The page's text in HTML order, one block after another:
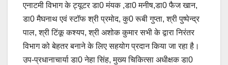
एनाटमी विभाग के ट्यूटर डा0 मंयक ,डा0 मनीष,डा0 फैज खान,
डा0 मैघनाथ एवं स्टॉफ श्री प्रमोद, कु0 रूबी गुप्ता, श्री पुष्पेन्द्र
पाल, श्री टिंकू कश्यप, श्री अशोक कुमार सभी के द्वारा निरंतर
विभाग को बेहतर बनाने के लिए सहयोग प्रदान किया जा रहा है।
उप-प्रधानाचार्या डा0 नेहा सिंह, मुख्य चिकित्सा अधीक्षक डा0